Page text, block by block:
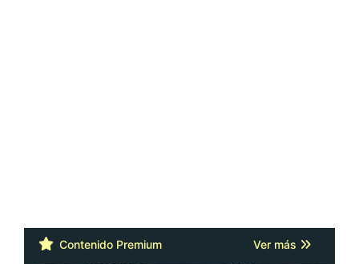
Contenido Premium Ver más